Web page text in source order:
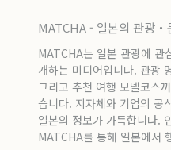
MATCHA - 일본의 관광
MATCHA는 일본 관광에 관
개하는 미디어입니다. 관광
그리고 추천 여행 모델코스
습니다. 지자체와 기업의 공
일본의 정보가 가득합니다.
MATCHA를 통해 일본에서